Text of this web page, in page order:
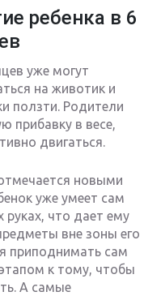
ребенка в 6
уже могут
на животик и
ползти. Родители
прибавку в весе,
двигаться.
новыми
уже умеет сам
что дает ему
вне зоны его
приподнимать сам
к тому, чтобы
А самые